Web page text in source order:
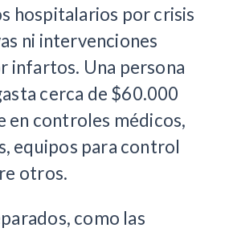
hospitalarios por crisis
ni intervenciones
infartos. Una persona
cerca de $60.000
en controles médicos,
equipos para control
otros.
como las